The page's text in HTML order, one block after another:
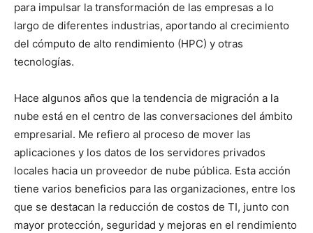
para impulsar la transformación de las empresas a lo
largo de diferentes industrias, aportando al crecimiento
del cómputo de alto rendimiento (HPC) y otras
tecnologías.
Hace algunos años que la tendencia de migración a la
nube está en el centro de las conversaciones del ámbito
empresarial. Me refiero al proceso de mover las
aplicaciones y los datos de los servidores privados
locales hacia un proveedor de nube pública. Esta acción
tiene varios beneficios para las organizaciones, entre los
que se destacan la reducción de costos de TI, junto con
mayor protección, seguridad y mejoras en el rendimiento